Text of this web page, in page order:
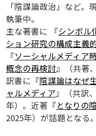
「陰謀論政治」など。
執筆中。
主な著書に 『シンボ
ション研究の構成主義
『ソーシャルメディア
概念の再検討』（共著
訳書に『陰謀論はなぜ
ャルメディア』（共訳
年）。近著『となりの
2025年）が話題となる。
講演